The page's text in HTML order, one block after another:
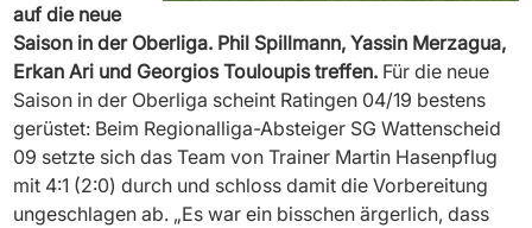
auf die neue
Saison in der Oberliga. Phil Spillmann, Yassin Merzagua,
Erkan Ari und Georgios Touloupis treffen. Für die neue
Saison in der Oberliga scheint Ratingen 04/19 bestens
gerüstet: Beim Regionalliga-Absteiger SG Wattenscheid
09 setzte sich das Team von Trainer Martin Hasenpflug
mit 4:1 (2:0) durch und schloss damit die Vorbereitung
ungeschlagen ab. „Es war ein bisschen ärgerlich, dass